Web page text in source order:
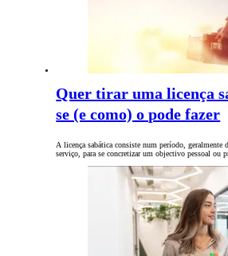
Quer tirar uma licença
se (e como) o pode fazer
A licença sabática consiste num período, geralmente
serviço, para se concretizar um objectivo pessoal ou